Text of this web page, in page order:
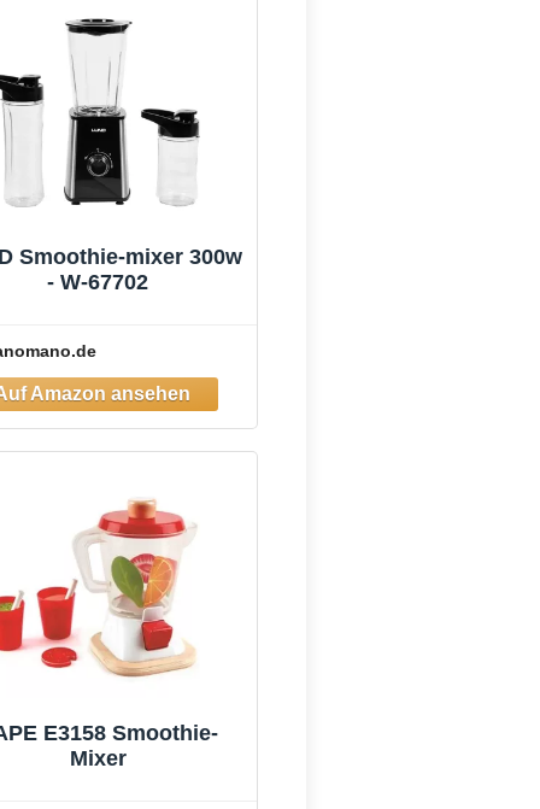
Smoothie-mixer 300w
- W-67702
E3158 Smoothie-
Mixer